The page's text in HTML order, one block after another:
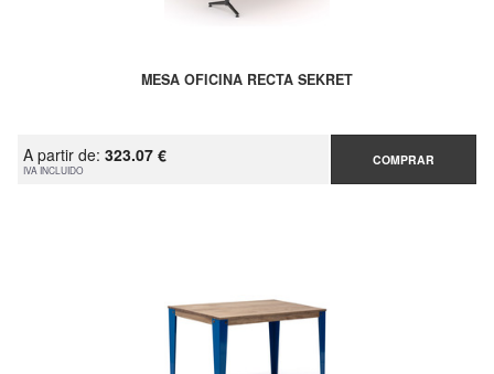
MESA OFICINA RECTA SEKRET
A partir de: 323.07 €
IVA INCLUIDO
COMPRAR